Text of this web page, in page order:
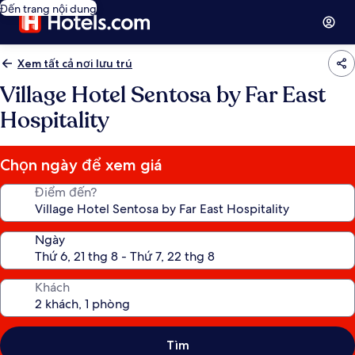
Đến trang nội dung
Xem tất cả nơi lưu trú
Village Hotel Sentosa by Far East
Hospitality
Chọn ngày để xem giá
Điểm đến?
Ngày
Khách
Tìm